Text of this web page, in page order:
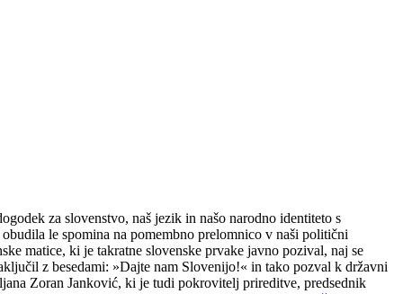
za slovenstvo, naš jezik in našo narodno identiteto s
le spomina na pomembno prelomnico v naši politični
matice, ki je takratne slovenske prvake javno pozival, naj se
z besedami: »Dajte nam Slovenijo!« in tako pozval k državni
Zoran Janković, ki je tudi pokrovitelj prireditve, predsednik